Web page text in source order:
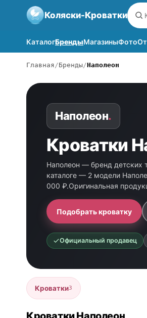
Коляски-Кроватки
КаталогБрендыМагазиныФото
Главная Бренды Наполеон
Наполеон.
Кроватки
Наполеон — бренд детских
каталоге — 2 модели
000 ₽.Оригинальная
Подобрать кроватку
Официальный продавец
Кроватки3